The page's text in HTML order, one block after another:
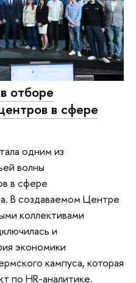
отборе
в сфере
одним из
волны
в сфере
В создаваемом Центре
коллективами
и
экономики
кампуса, которая
по HR-аналитике.